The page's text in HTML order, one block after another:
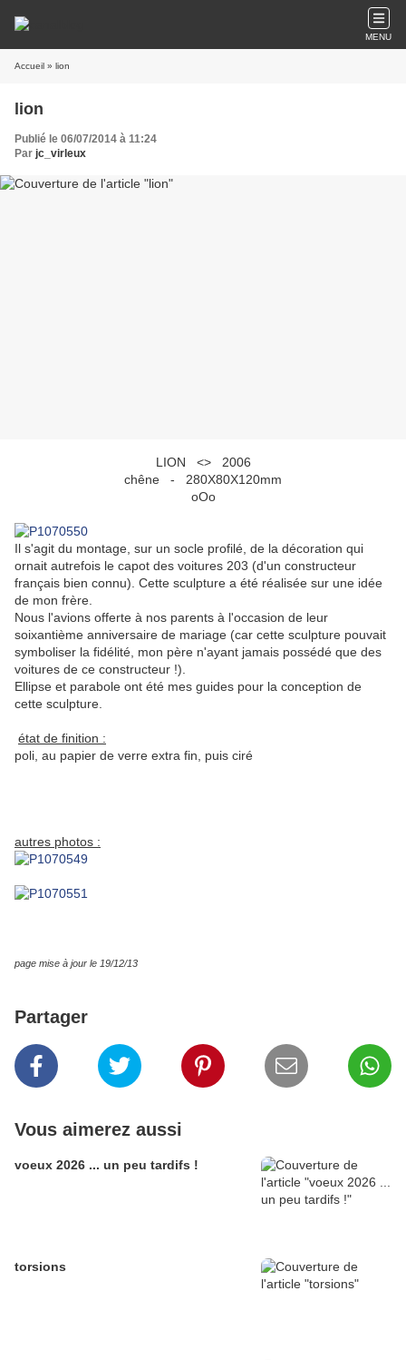
MENU
Accueil » lion
lion
Publié le 06/07/2014 à 11:24
Par jc_virleux
LION <> 2006
chêne - 280X80X120mm
oOo
Il s'agit du montage, sur un socle profilé, de la décoration qui
ornait autrefois le capot des voitures 203 (d'un constructeur
français bien connu). Cette sculpture a été réalisée sur une idée
de mon frère.
Nous l'avions offerte à nos parents à l'occasion de leur
soixantième anniversaire de mariage (car cette sculpture pouvait
symboliser la fidélité, mon père n'ayant jamais possédé que des
voitures de ce constructeur !).
Ellipse et parabole ont été mes guides pour la conception de
cette sculpture.
état de finition :
poli, au papier de verre extra fin, puis ciré
autres photos :
page mise à jour le 19/12/13
Partager
Vous aimerez aussi
voeux 2026 ... un peu tardifs !
torsions